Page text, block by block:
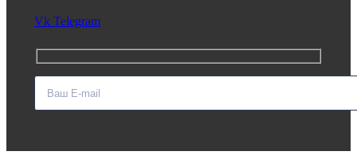
Vk Telegram